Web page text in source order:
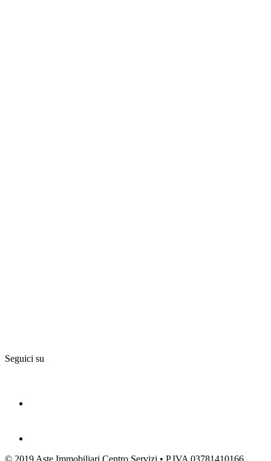
Seguici su